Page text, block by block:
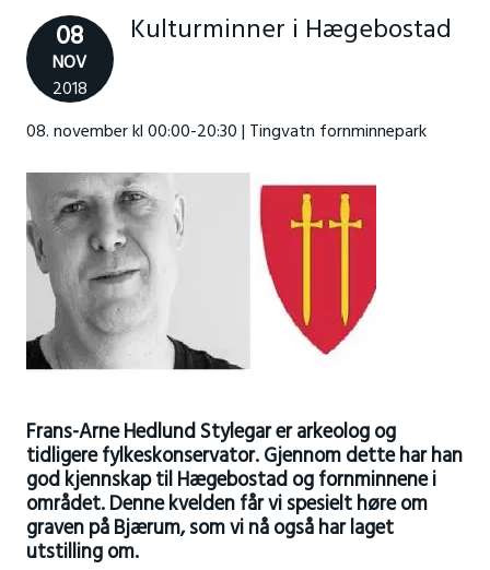
08
NOV
2018
Kulturminner i Hægebostad
08. november kl 00:00-20:30 | Tingvatn fornminnepark
Frans-Arne Hedlund Stylegar er arkeolog og
tidligere fylkeskonservator. Gjennom dette har han
god kjennskap til Hægebostad og fornminnene i
området. Denne kvelden får vi spesielt høre om
graven på Bjærum, som vi nå også har laget
utstilling om.